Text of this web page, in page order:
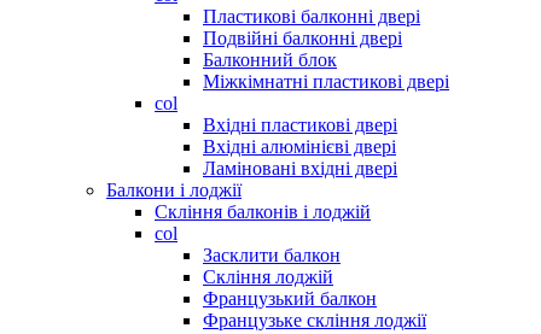
Пластикові балконні двері
Подвійні балконні двері
Балконний блок
Міжкімнатні пластикові двері
col
Вхідні пластикові двері
Вхідні алюмінієві двері
Ламіновані вхідні двері
Балкони і лоджії
Скління балконів і лоджій
col
Засклити балкон
Скління лоджій
Французький балкон
Французьке скління лоджії